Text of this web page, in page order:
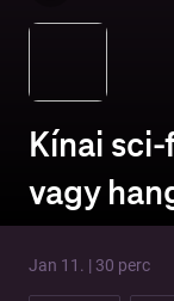
Kínai
vagy
Jan 11. | 30 perc